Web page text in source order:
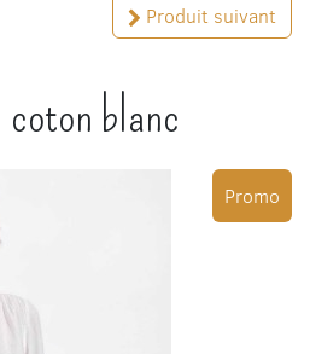
Produit suivant
coton blanc
Promo